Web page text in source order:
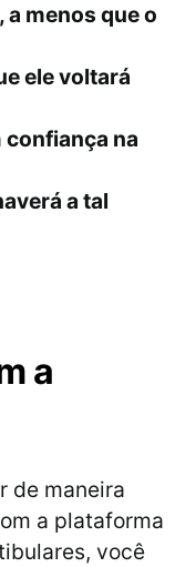
, a menos que o
ele voltará
confiança na
a tal
a
de maneira
a plataforma
você